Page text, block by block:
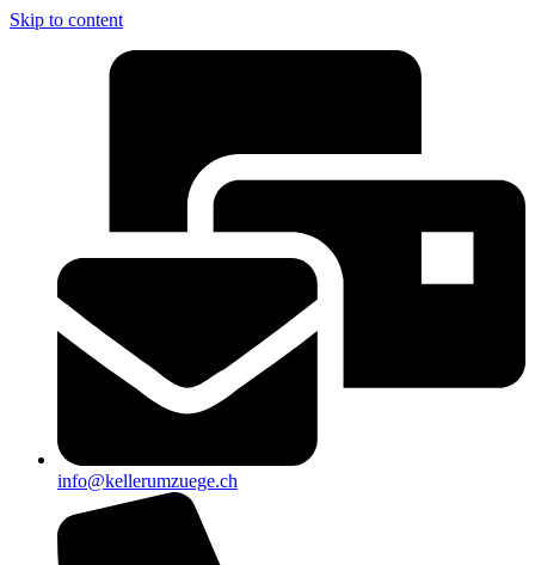
Skip to content
info@kellerumzuege.ch